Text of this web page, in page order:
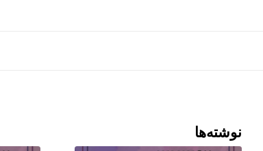
نوشته‌ها